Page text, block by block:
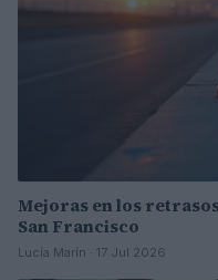
Mejoras en los
San Francisco
Lucía Marín · 17 Jul 2026